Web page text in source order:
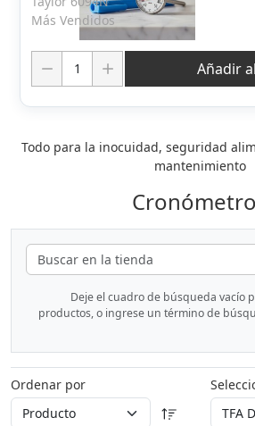
Más Vendidos
Añadir
Todo para la inocuidad, seguridad
mantenimiento
Deje el cuadro de búsqueda vacío
productos, o ingrese un término de
Ordenar por